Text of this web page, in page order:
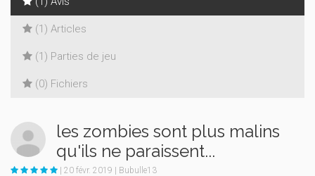
(1) Articles
(1) Parties de jeu
(0) Fichiers
les zombies sont plus malins
qu'ils ne paraissent...
| 20 févr. 2019 | Bubulle13